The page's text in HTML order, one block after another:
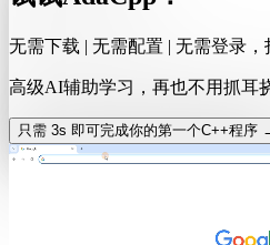
无需下载 | 无需配置 | 无需登录，
高级AI辅助学习，再也不用抓耳
只需 3s 即可完成你的第一个C++程序